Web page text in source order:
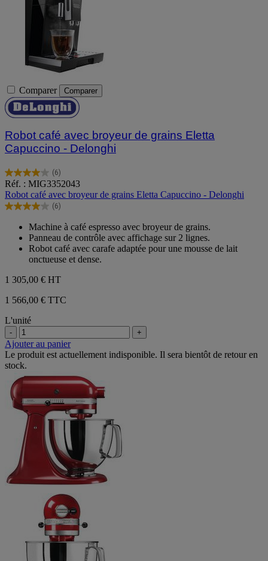
Comparer Comparer
Robot café avec broyeur de grains Eletta
Capuccino - Delonghi
(6)
4.0
sur
5
étoiles.
avis
Réf. : MIG3352043
Robot café avec broyeur de grains Eletta Capuccino - Delonghi
(6)
4.0
étoiles.
Machine à café espresso avec broyeur de grains.
Panneau de contrôle avec affichage sur 2 lignes.
Robot café avec carafe adaptée pour une mousse de lait
onctueuse et dense.
1 305,00 € HT
1 566,00 € TTC
L'unité
- +
Ajouter au panier
Le produit est actuellement indisponible. Il sera bientôt de retour en
stock.